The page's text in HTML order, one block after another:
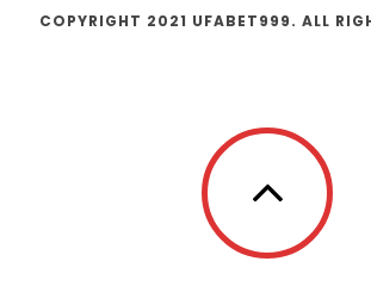
COPYRIGHT 2021 UFABET999. ALL